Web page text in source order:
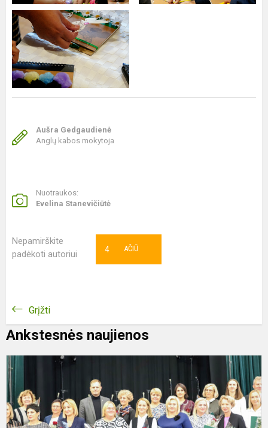
Aušra Gedgaudienė
Anglų kabos mokytoja
Nuotraukos:
Evelina Stanevičiūtė
Nepamirškite
padėkoti autoriui
AČIŪ
4
Grįžti
Ankstesnės naujienos